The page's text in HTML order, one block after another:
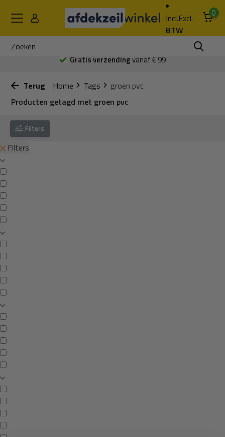
Incl.Excl.
BTW
0
Gratis verzendingvanaf € 99
Terug Home Tags
groen pvc
Producten getagd met groen pvc
Filters
Filters